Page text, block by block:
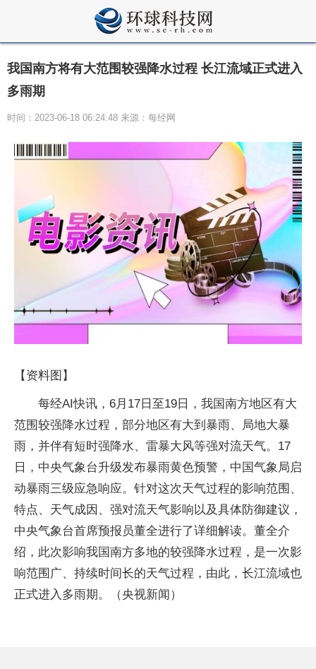
我国南方将有大范围较强降水过程 长江流域正式进入
多雨期
时间：2023-06-18 06:24:48 来源：每经网
【资料图】
每经AI快讯，6月17日至19日，我国南方地区有大
范围较强降水过程，部分地区有大到暴雨、局地大暴
雨，并伴有短时强降水、雷暴大风等强对流天气。17
日，中央气象台升级发布暴雨黄色预警，中国气象局启
动暴雨三级应急响应。针对这次天气过程的影响范围、
特点、天气成因、强对流天气影响以及具体防御建议，
中央气象台首席预报员董全进行了详细解读。董全介
绍，此次影响我国南方多地的较强降水过程，是一次影
响范围广、持续时间长的天气过程，由此，长江流域也
正式进入多雨期。（央视新闻）